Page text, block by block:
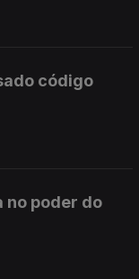
código
no poder do